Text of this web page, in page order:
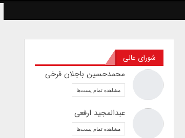
شورای عالی
محمدحسین باجلان فرخی
مشاهده تمام پست‌ها
عبدالمجید ارفعی
مشاهده تمام پست‌ها